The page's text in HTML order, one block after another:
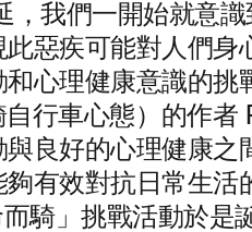
，我們一開始就意
惡疾可能對人們身
心理健康意識的挑
自行車心態）的作
良好的心理健康之
有效對抗日常生活
騎」挑戰活動於是